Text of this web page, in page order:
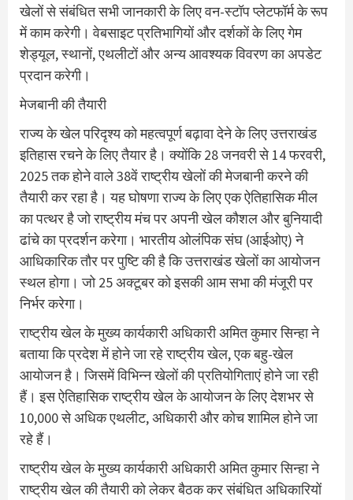
खेलों से संबंधित सभी जानकारी के लिए वन-स्टॉप प्लेटफॉर्म के रूप
में काम करेगी। वेबसाइट प्रतिभागियों और दर्शकों के लिए गेम
शेड्यूल, स्थानों, एथलीटों और अन्य आवश्यक विवरण का अपडेट
प्रदान करेगी।
मेजबानी की तैयारी
राज्य के खेल परिदृश्य को महत्वपूर्ण बढ़ावा देने के लिए उत्तराखंड
इतिहास रचने के लिए तैयार है। क्योंकि 28 जनवरी से 14 फरवरी,
2025 तक होने वाले 38वें राष्ट्रीय खेलों की मेजबानी करने की
तैयारी कर रहा है। यह घोषणा राज्य के लिए एक ऐतिहासिक मील
का पत्थर है जो राष्ट्रीय मंच पर अपनी खेल कौशल और बुनियादी
ढांचे का प्रदर्शन करेगा। भारतीय ओलंपिक संघ (आईओए) ने
आधिकारिक तौर पर पुष्टि की है कि उत्तराखंड खेलों का आयोजन
स्थल होगा। जो 25 अक्टूबर को इसकी आम सभा की मंजूरी पर
निर्भर करेगा।
राष्ट्रीय खेल के मुख्य कार्यकारी अधिकारी अमित कुमार सिन्हा ने
बताया कि प्रदेश में होने जा रहे राष्ट्रीय खेल, एक बहु-खेल
आयोजन है। जिसमें विभिन्न खेलों की प्रतियोगिताएं होने जा रही
हैं। इस ऐतिहासिक राष्ट्रीय खेल के आयोजन के लिए देशभर से
10,000 से अधिक एथलीट, अधिकारी और कोच शामिल होने जा
रहे हैं।
राष्ट्रीय खेल के मुख्य कार्यकारी अधिकारी अमित कुमार सिन्हा ने
राष्ट्रीय खेल की तैयारी को लेकर बैठक कर संबंधित अधिकारियों